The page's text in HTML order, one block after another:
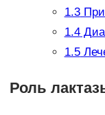
1.3
1.4
1.5
Роль